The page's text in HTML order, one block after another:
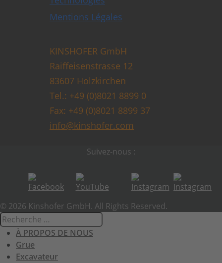
Mentions Légales
KINSHOFER GmbH
Raiffeisenstrasse 12
83607 Holzkirchen
Tel.: +49 (0)8021 8899 0
Fax: +49 (0)8021 8899 37
info@kinshofer.com
Suivez-nous :
© 2026 Kinshofer GmbH. All Rights Reserved.
À PROPOS DE NOUS
Grue
Excavateur